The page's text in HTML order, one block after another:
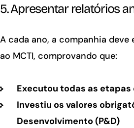
5. Apresentar relatórios
A cada ano, a companhia deve
ao MCTI, comprovando que:
Executou todas as etapas
Investiu os valores
Desenvolvimento (P&D)